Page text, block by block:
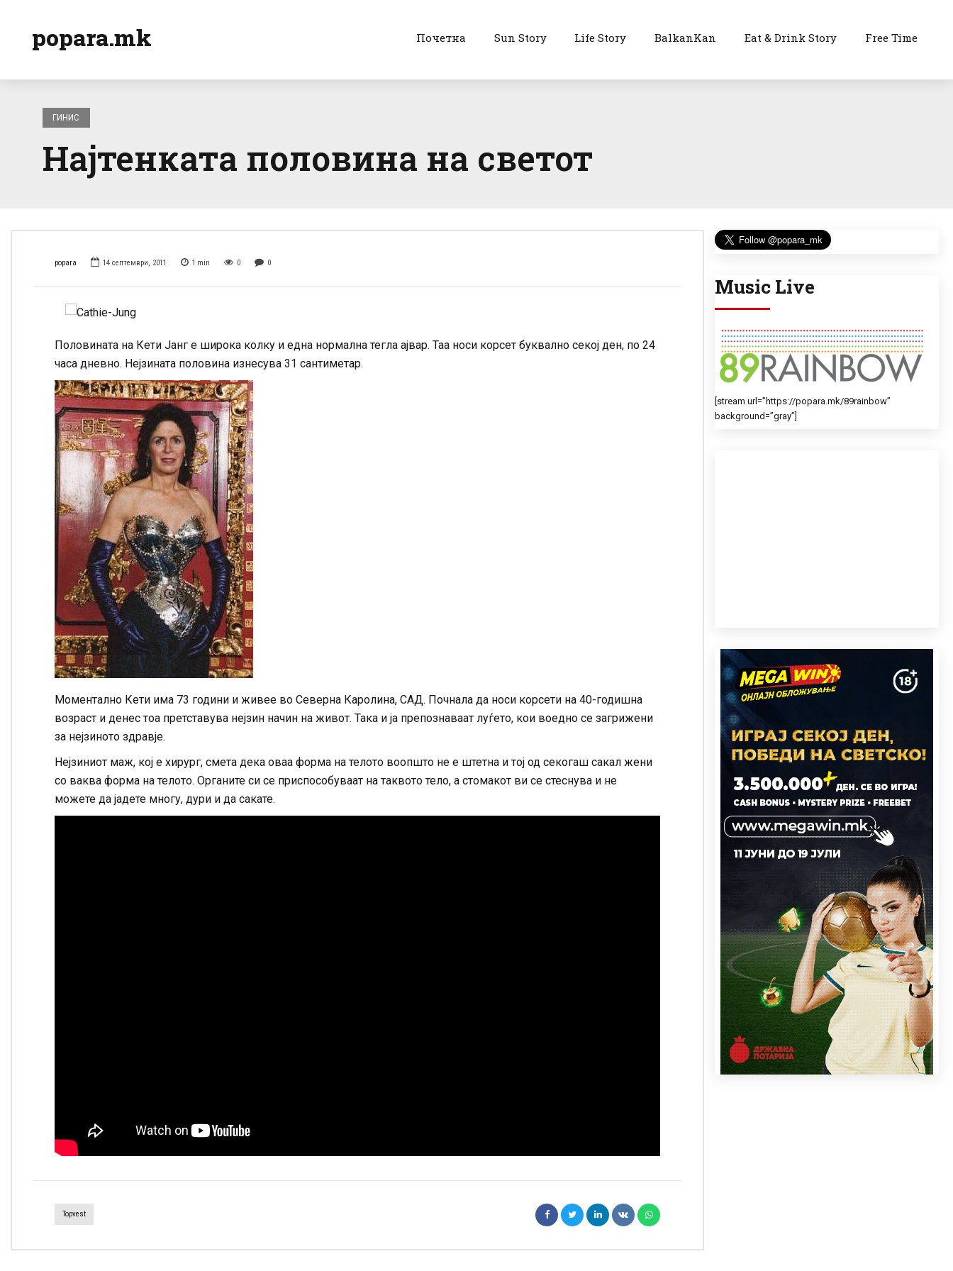
popara.mk Почетна Sun Story Life Story BalkanKan Eat & Drink Story Free Time
ГИНИС
Најтенката половина на светот
popara 14 септември, 2011 1 min 0 0
Половината на Кети Јанг е широка колку и една нормална тегла ајвар. Таа носи корсет буквално секој ден, по 24
часа дневно. Нејзината половина изнесува 31 сантиметар.
Моментално Кети има 73 години и живее во Северна Каролина, САД. Почнала да носи корсети на 40-годишна
возраст и денес тоа претставува нејзин начин на живот. Така и ја препознаваат луѓето, кои воедно се загрижени
за нејзиното здравје.
Нејзиниот маж, кој е хирург, смета дека оваа форма на телото воопшто не е штетна и тој од секогаш сакал жени
со ваква форма на телото. Органите си се приспособуваат на таквото тело, а стомакот ви се стеснува и не
можете да јадете многу, дури и да сакате.
Topvest
Music Live
[stream url=”https://popara.mk/89rainbow”
background=”gray”]